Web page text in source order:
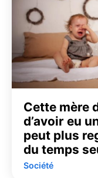
Cette mère
d’avoir eu
peut plus
du temps
Société